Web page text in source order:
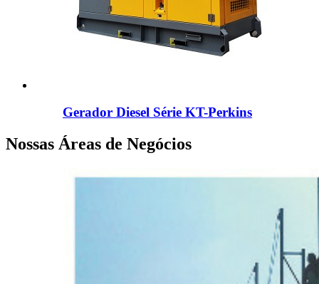
Gerador Diesel Série KT-Perkins
Nossas Áreas de Negócios